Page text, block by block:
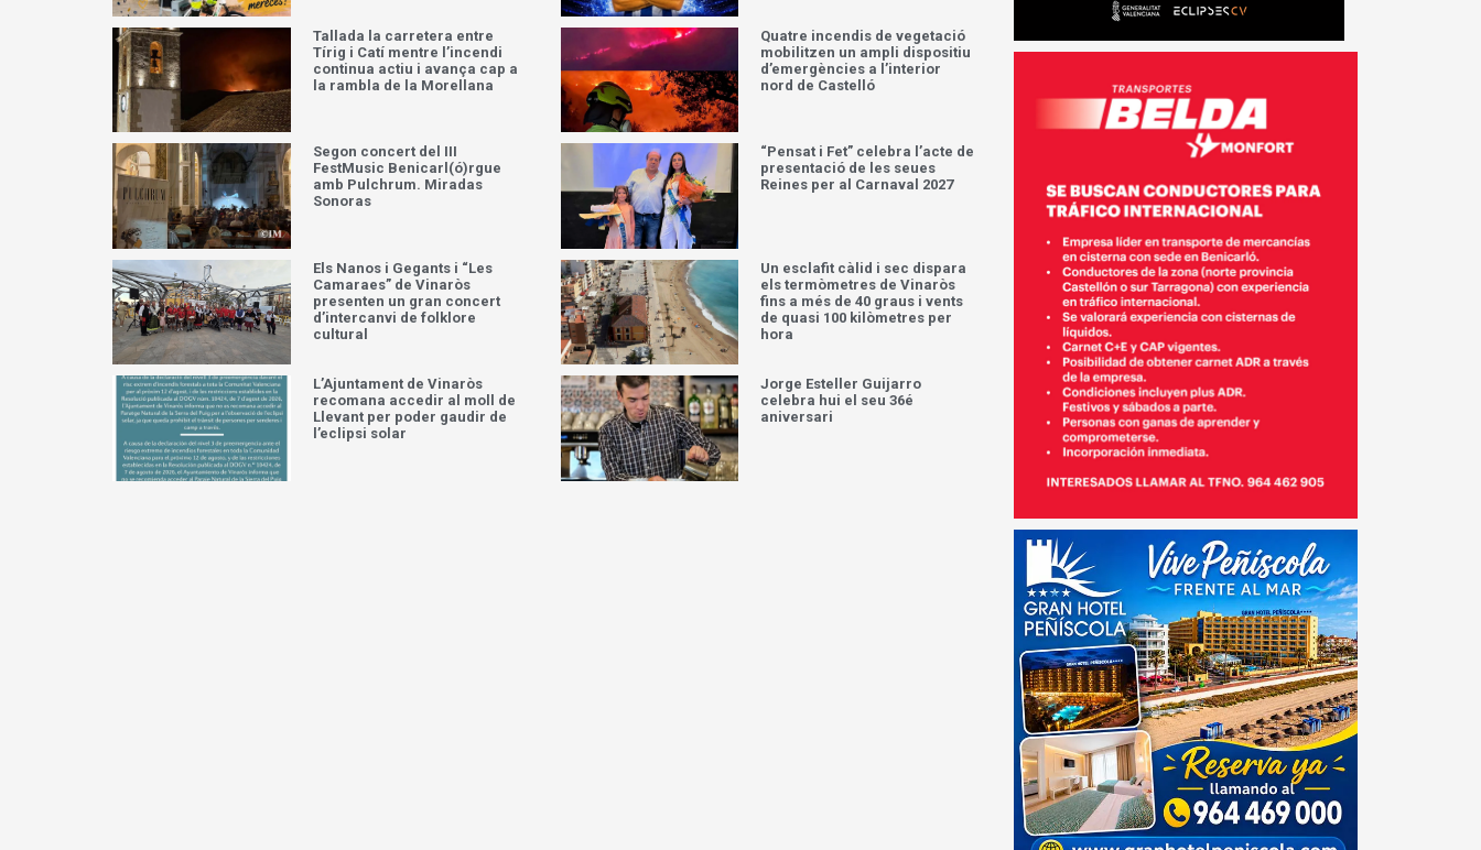
Tallada la carretera entre
Tírig i Catí mentre l’incendi
continua actiu i avança cap a
la rambla de la Morellana
Quatre incendis de vegetació
mobilitzen un ampli dispositiu
d’emergències a l’interior
nord de Castelló
Segon concert del III
FestMusic Benicarl(ó)rgue
amb Pulchrum. Miradas
Sonoras
“Pensat i Fet” celebra l’acte de
presentació de les seues
Reines per al Carnaval 2027
Els Nanos i Gegants i “Les
Camaraes” de Vinaròs
presenten un gran concert
d’intercanvi de folklore
cultural
Un esclafit càlid i sec dispara
els termòmetres de Vinaròs
fins a més de 40 graus i vents
de quasi 100 kilòmetres per
hora
L’Ajuntament de Vinaròs
recomana accedir al moll de
Llevant per poder gaudir de
l’eclipsi solar
Jorge Esteller Guijarro
celebra hui el seu 36é
aniversari